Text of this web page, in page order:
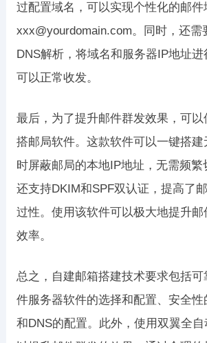
过配置域名，可以实现个性化的邮件
xxx@yourdomain.com。同时，还需
DNS解析，将域名和服务器IP地址
可以正常收发。
最后，为了提升邮件群发效果，可
搭邮局软件。这款软件可以一键搭
时屏蔽邮局的本地IP地址，无需频繁
还支持DKIM和SPF双认证，提高了
过性。使用该软件可以极大地提升
效率。
总之，自建邮箱搭建技术要求包括
件服务器软件的选择和配置、安全性
和DNS的配置。此外，使用双翼全